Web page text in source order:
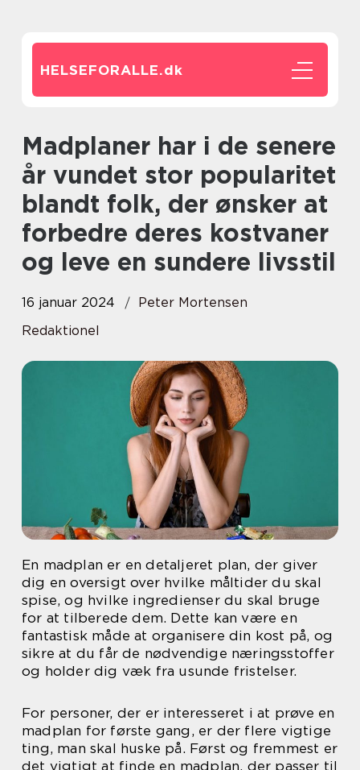
HELSEFORALLE.dk
Madplaner har i de senere
år vundet stor popularitet
blandt folk, der ønsker at
forbedre deres kostvaner
og leve en sundere livsstil
16 januar 2024
Peter Mortensen
Redaktionel
En madplan er en detaljeret plan, der giver
dig en oversigt over hvilke måltider du skal
spise, og hvilke ingredienser du skal bruge
for at tilberede dem. Dette kan være en
fantastisk måde at organisere din kost på, og
sikre at du får de nødvendige næringsstoffer
og holder dig væk fra usunde fristelser.
For personer, der er interesseret i at prøve en
madplan for første gang, er der flere vigtige
ting, man skal huske på. Først og fremmest er
det vigtigt at finde en madplan, der passer til